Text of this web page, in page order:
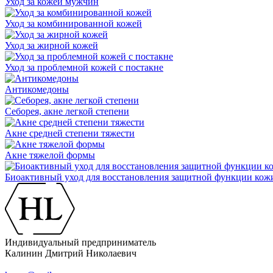
Уход за комбинированной кожей
Уход за жирной кожей
Уход за проблемной кожей с постакне
Антикомедоны
Себорея, акне легкой степени
Акне средней степени тяжести
Акне тяжелой формы
Биоактивный уход для восстановления защитной функции
Индивидуальный предприниматель
Калинин Дмитрий Николаевич